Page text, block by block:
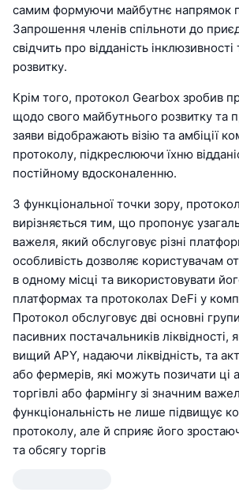
самим формуючи майбутнє напрямок
Запрошення членів спільноти до
свідчить про відданість
розвитку.
Крім того, протокол Gearbox зробив
щодо свого майбутнього розвитку та
заяви відображають візію та амбіції
протоколу, підкреслюючи їхню
постійному вдосконаленню.
З функціональної точки зору,
вирізняється тим, що пропонує
важеля, який обслуговує різні
особливість дозволяє користувачам
в одному місці та використовувати
платформах та протоколах DeFi у
Протокол обслуговує дві основні
пасивних постачальників ліквідності,
вищий APY, надаючи ліквідність, та
або фермерів, які можуть позичати ці
торгівлі або фармінгу зі значним
функціональність не лише підвищує
протоколу, але й сприяє його
та обсягу торгів